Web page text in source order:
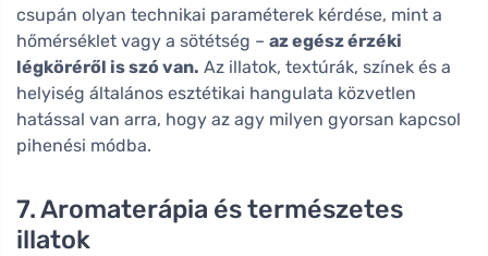
csupán olyan technikai paraméterek kérdése, mint a
hőmérséklet vagy a sötétség – az egész érzéki
légköréről is szó van. Az illatok, textúrák, színek és a
helyiség általános esztétikai hangulata közvetlen
hatással van arra, hogy az agy milyen gyorsan kapcsol
pihenési módba.
7. Aromaterápia és természetes
illatok